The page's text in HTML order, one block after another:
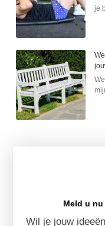
je
Meld u
Wil je jouw